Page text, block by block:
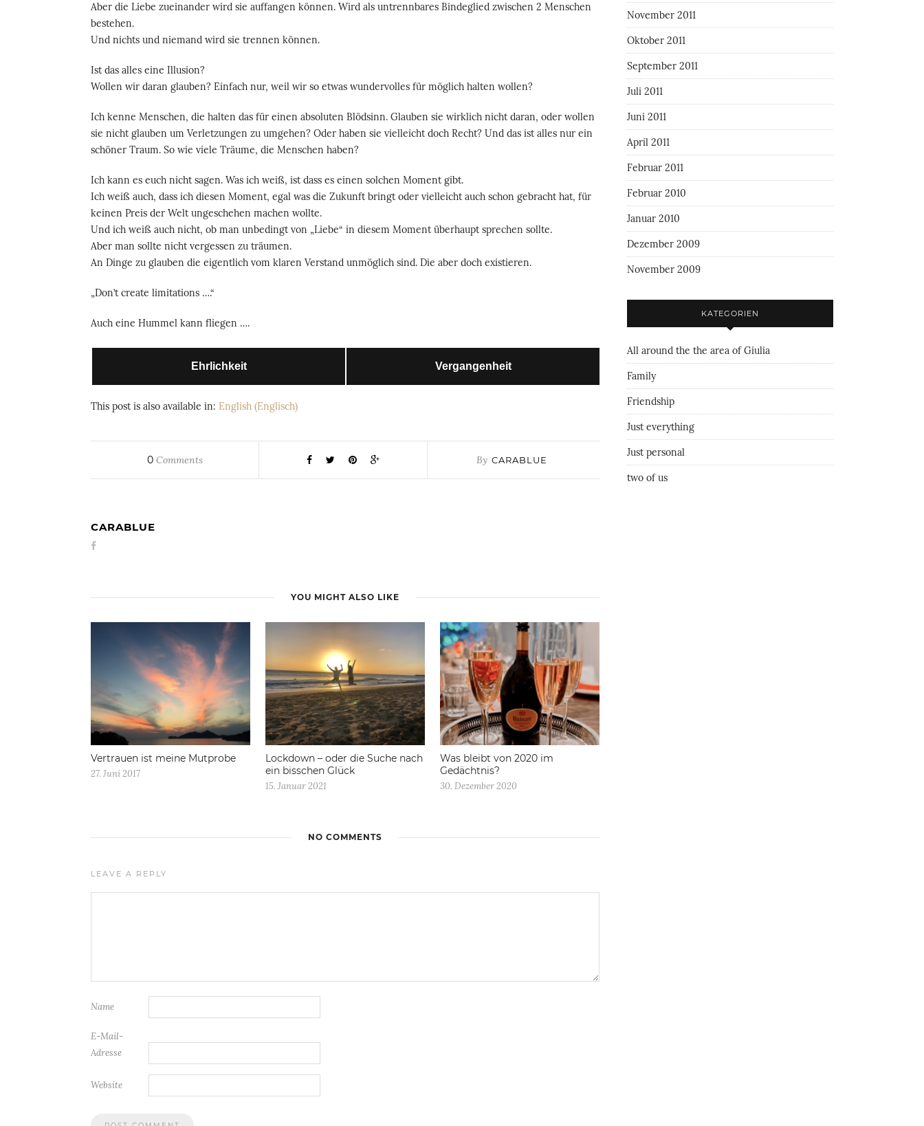
Aber die Liebe zueinander wird sie auffangen können. Wird als untrennbares Bindeglied zwischen 2 Menschen
bestehen.
Und nichts und niemand wird sie trennen können.
Ist das alles eine Illusion?
Wollen wir daran glauben? Einfach nur, weil wir so etwas wundervolles für möglich halten wollen?
Ich kenne Menschen, die halten das für einen absoluten Blödsinn. Glauben sie wirklich nicht daran, oder wollen
sie nicht glauben um Verletzungen zu umgehen? Oder haben sie vielleicht doch Recht? Und das ist alles nur ein
schöner Traum. So wie viele Träume, die Menschen haben?
Ich kann es euch nicht sagen. Was ich weiß, ist dass es einen solchen Moment gibt.
Ich weiß auch, dass ich diesen Moment, egal was die Zukunft bringt oder vielleicht auch schon gebracht hat, für
keinen Preis der Welt ungeschehen machen wollte.
Und ich weiß auch nicht, ob man unbedingt von „Liebe“ in diesem Moment überhaupt sprechen sollte.
Aber man sollte nicht vergessen zu träumen.
An Dinge zu glauben die eigentlich vom klaren Verstand unmöglich sind. Die aber doch existieren.
„Don’t create limitations ….“
Auch eine Hummel kann fliegen ….
Ehrlichkeit Vergangenheit
This post is also available in: English (Englisch)
0Comments By CARABLUE
CARABLUE
YOU MIGHT ALSO LIKE
Vertrauen ist meine Mutprobe
27. Juni 2017
Lockdown – oder die Suche nach
ein bisschen Glück
15. Januar 2021
Was bleibt von 2020 im
Gedächtnis?
30. Dezember 2020
NO COMMENTS
LEAVE A REPLY
Name
E-Mail-
Adresse
Website
November 2011
Oktober 2011
September 2011
Juli 2011
Juni 2011
April 2011
Februar 2011
Februar 2010
Januar 2010
Dezember 2009
November 2009
KATEGORIEN
All around the the area of Giulia
Family
Friendship
Just everything
Just personal
two of us